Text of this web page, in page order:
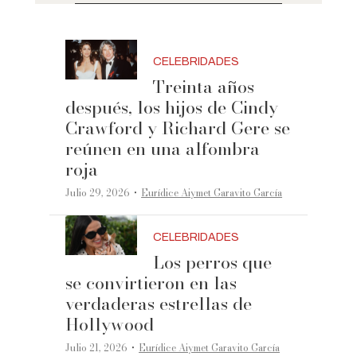
CELEBRIDADES
Treinta años
después, los hijos de Cindy
Crawford y Richard Gere se
reúnen en una alfombra
roja
Julio 29, 2026 ·Eurídice Aiymet Garavito García
CELEBRIDADES
Los perros que
se convirtieron en las
verdaderas estrellas de
Hollywood
Julio 21, 2026 ·Eurídice Aiymet Garavito García